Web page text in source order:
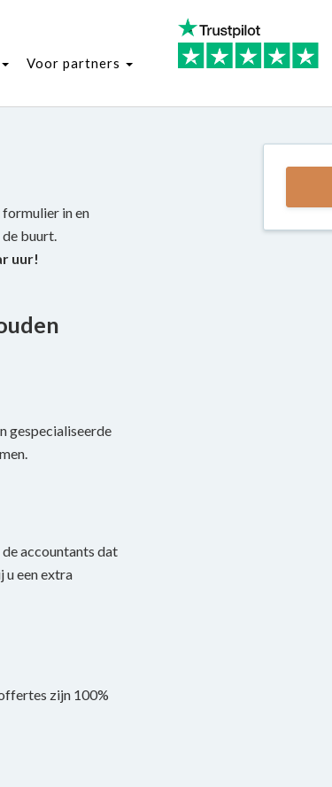
Voor partners
formulier in en
buurt.
uur!
gespecialiseerde
accountants dat
u een extra
zijn 100%